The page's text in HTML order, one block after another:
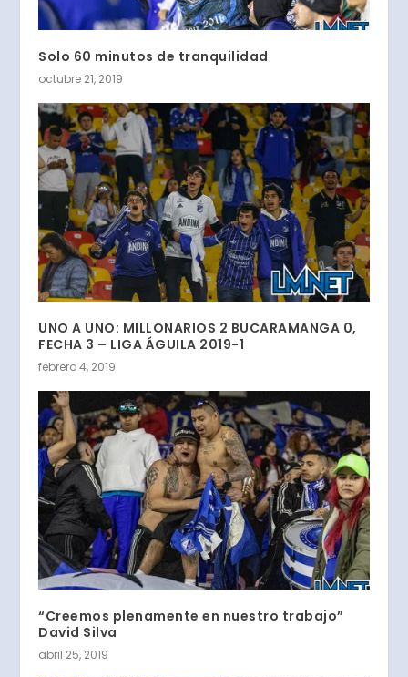
Solo 60 minutos de tranquilidad
octubre 21, 2019
UNO A UNO: MILLONARIOS 2 BUCARAMANGA 0,
FECHA 3 – LIGA ÁGUILA 2019-1
febrero 4, 2019
“Creemos plenamente en nuestro trabajo”
David Silva
abril 25, 2019